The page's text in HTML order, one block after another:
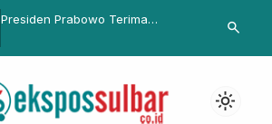
Ini Masukan Pemkab Pasangkayu
Pemprov
Konten
search
light_mode